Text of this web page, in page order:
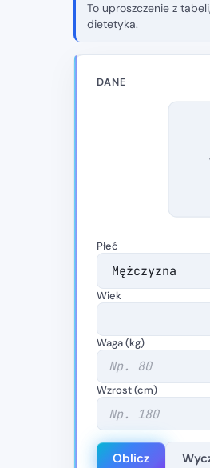
To uproszczenie z
dietetyka.
DANE
Płeć
Wiek
Waga (kg)
Wzrost (cm)
Oblicz